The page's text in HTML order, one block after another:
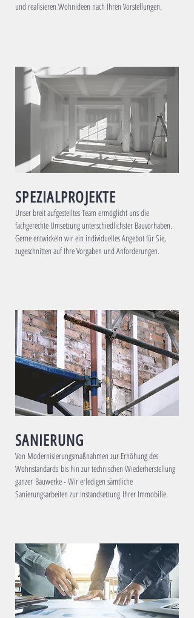
und realisieren Wohnideen nach Ihren Vorstellungen.
SPEZIALPROJEKTE
Unser breit aufgestelltes Team ermöglicht uns die
fachgerechte Umsetzung unterschiedlichster Bauvorhaben.
Gerne entwickeln wir ein individuelles Angebot für Sie,
zugeschnitten auf Ihre Vorgaben und Anforderungen.
SANIERUNG
Von Modernisierungsmaßnahmen zur Erhöhung des
Wohnstandards bis hin zur technischen Wiederherstellung
ganzer Bauwerke - Wir erledigen sämtliche
Sanierungsarbeiten zur Instandsetzung Ihrer Immobilie.